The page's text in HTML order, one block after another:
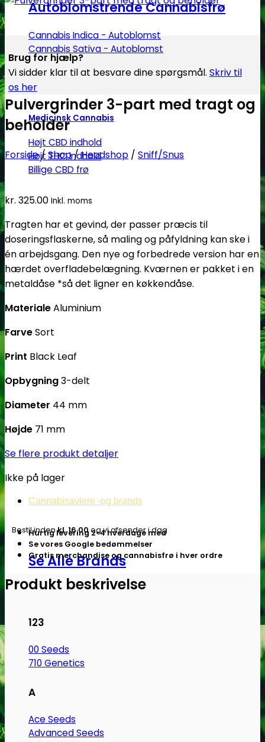
Autoblomstrende Cannabisfrø
Cannabis Indica - Autoblomst
Cannabis Sativa - Autoblomst
Medicinsk Cannabis
Højt CBD indhold
Højt THC indhold
Billige CBD frø
Cannabisavlere -og brands
Se Alle Brands
123
00 Seeds
710 Genetics
A
Ace Seeds
Advanced Seeds
Brug for hjælp?
Vi sidder klar til at besvare dine spørgsmål. Skriv til
os her
Pulvergrinder 3-part med tragt og
beholder
Forside/Shop/Headshop / Sniff/Snus
kr. 325.00 Inkl. moms
Tragten har et gevind, der passer præcis til
doseringsflaskerne, så maling og påfyldning kan ske i
én arbejdsgang. Den nye og forbedrede version har en
hærdet overfladebelægning. Kværnen er pakket i en
metaldåse *så det ligner en køkkendåse.
MaterialeAluminium
FarveSort
Print Black Leaf
Opbygning3-delt
Diameter 44 mm
Højde 71 mm
Se flere produkt detaljer
Ikke på lager
Bestil indenkl. 16.00og vi afsender i dag
Hurtig levering 2-4 hverdage med
Se vores Google bedømmelser
Gratis merchandise og cannabisfrø i hver ordre
Produkt beskrivelse